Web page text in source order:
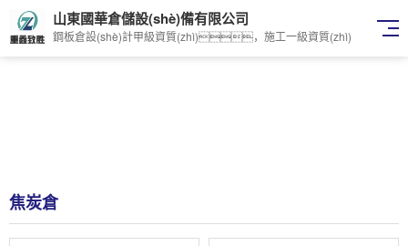
山東國華倉儲設(shè)備有限公司
鋼板倉設(shè)計甲級資質(zhì)，施工一級資質(zhì)
焦炭倉